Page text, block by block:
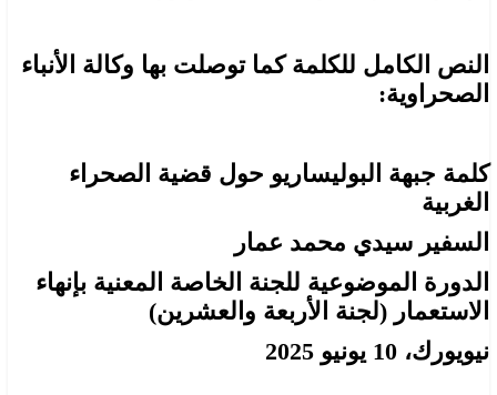
النص الكامل للكلمة كما توصلت بها وكالة الأنباء
الصحراوية:
كلمة جبهة البوليساريو حول قضية الصحراء
الغربية
السفير سيدي محمد عمار
الدورة الموضوعية للجنة الخاصة المعنية بإنهاء
الاستعمار (لجنة الأربعة والعشرين)
نيويورك، 10 يونيو 2025